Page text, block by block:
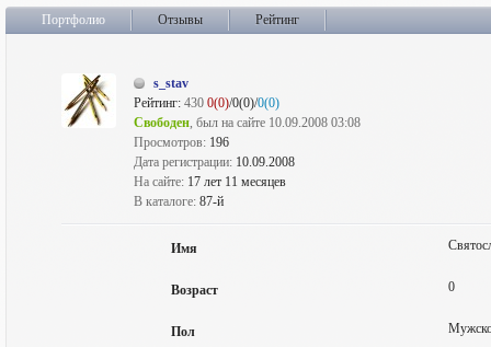
Портфолио Отзывы Рейтинг
s_stav
Рейтинг: 430 0(0)/0(0)/0(0)
Свободен, был на сайте 10.09.2008 03:08
Просмотров: 196
Дата регистрации: 10.09.2008
На сайте: 17 лет 11 месяцев
В каталоге: 87-й
Имя
Возраст 0
Пол